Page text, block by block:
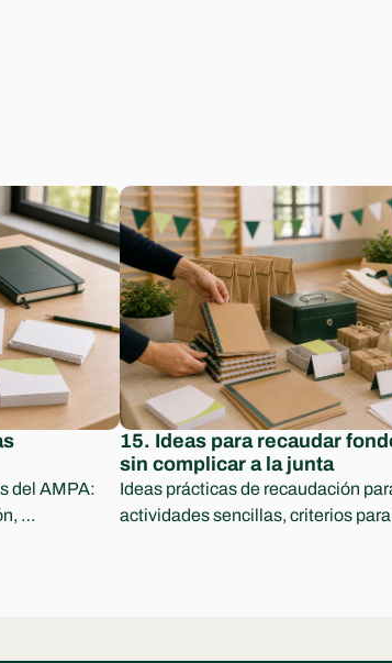
del AMPA:
15. Ideas para recaudar
sin complicar a la junta
Ideas prácticas de recaudación
actividades sencillas, criterios